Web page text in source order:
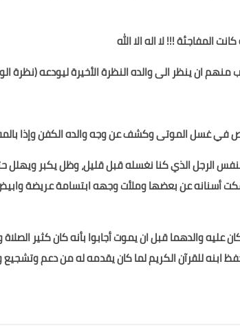
المفاجئة !!! لا اله الا الله
ان ينظر الى والده النظرة الأخيرة ليودعه (نظرة
في غسل الموتى وكشف عن وجه والده الكفن وإذا
الرجل الذي كنا نغسله قبل قليل، وظل يكبر
أسنانه عن بعضها وملأت وجهه ابتسامة عريضة
عليه والدهما قبل ان يموت أجابوا بأنه كان كثير
ابنه للقرآن الكريم لما كان يقدمه له من دعم وتشجيع